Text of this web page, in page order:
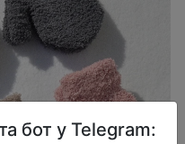
бот у Telegram: